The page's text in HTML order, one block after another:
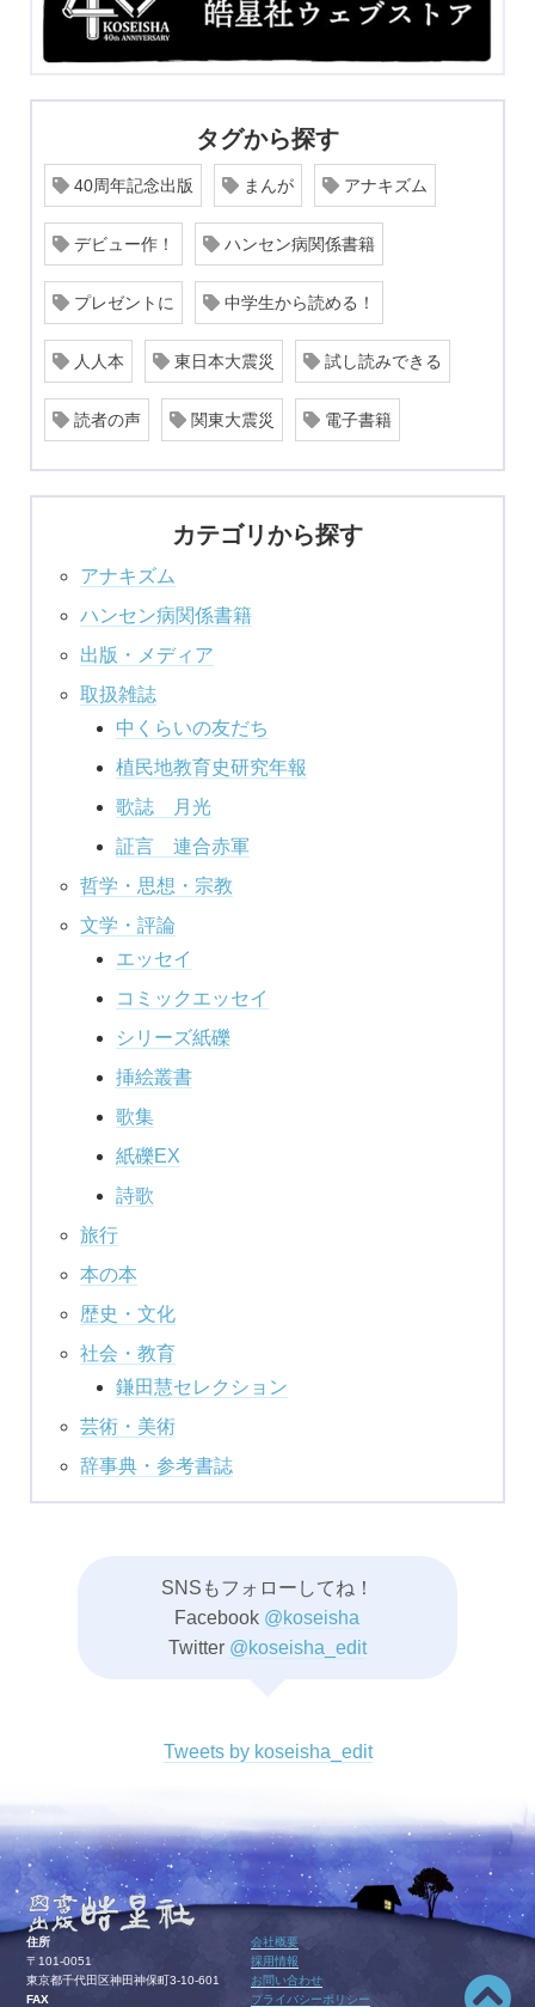
タグから探す
40周年記念出版 まんが アナキズム
デビュー作！ ハンセン病関係書籍
プレゼントに 中学生から読める！
人人本 東日本大震災 試し読みできる
読者の声 関東大震災 電子書籍
カテゴリから探す
アナキズム
ハンセン病関係書籍
出版・メディア
取扱雑誌
中くらいの友だち
植民地教育史研究年報
歌誌 月光
証言 連合赤軍
哲学・思想・宗教
文学・評論
エッセイ
コミックエッセイ
シリーズ紙礫
挿絵叢書
歌集
紙礫EX
詩歌
旅行
本の本
歴史・文化
社会・教育
鎌田慧セレクション
芸術・美術
辞事典・参考書誌
SNSもフォローしてね！
Facebook @koseisha
Twitter @koseisha_edit
Tweets by koseisha_edit
住所
〒101-0051
東京都千代田区神田神保町3-10-601
FAX
会社概要
採用情報
お問い合わせ
プライバシーポリシー